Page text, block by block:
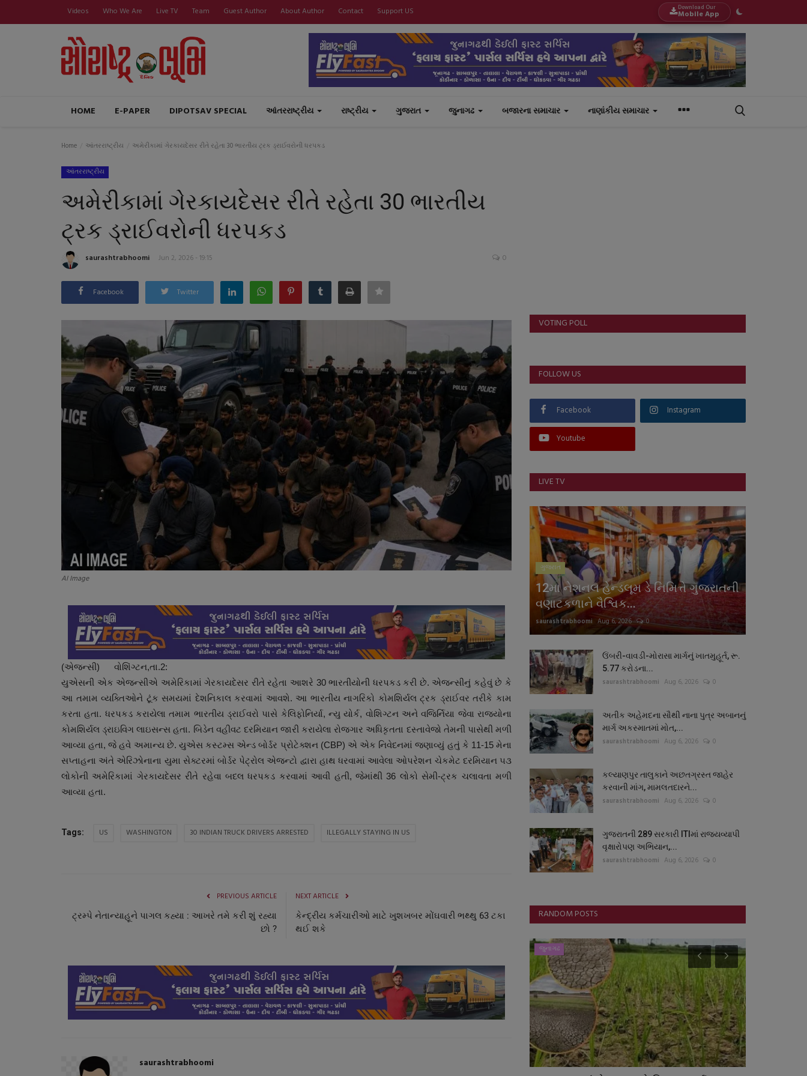
Videos Who We Are Live TV Team Guest Author About Author Contact Support US Download Our
Mobile App
HOME E-PAPER DIPOTSAV SPECIAL આંતરરાષ્ટ્રીય રાષ્ટ્રીય ગુજરાત જુનાગઢ બજારના સમાચાર નાણાંકીય સમાચાર
Home આંતરરાષ્ટ્રીય અમેરીકામાં ગેરકાયદેસર રીતે રહેતા 30 ભારતીય ટ્રક ડ્રાઈવરોની ધરપકડ
આંતરરાષ્ટ્રીય
અમેરીકામાં ગેરકાયદેસર રીતે રહેતા 30 ભારતીય
ટ્રક ડ્રાઈવરોની ધરપકડ
saurashtrabhoomi Jun 2, 2026 - 19:15 0
Facebook Twitter
AI Image
(એજન્સી) વોશિંગ્ટન,તા.2:
યુએસની એક એજન્સીએ અમેરિકામાં ગેરકાયદેસર રીતે રહેતા આશરે 30 ભારતીયોની ધરપકડ કરી છે. એજન્સીનું કહેવું છે કે
આ તમામ વ્યક્તિઓને ટૂંક સમયમાં દેશનિકાલ કરવામાં આવશે. આ ભારતીય નાગરિકો કોમશિર્યલ ટ્રક ડ્રાઈવર તરીકે કામ
કરતા હતા. ધરપકડ કરાયેલા તમામ ભારતીય ડ્રાઈવરો પાસે કેલિફોનિર્યા, ન્યુ યોર્ક, વોશિગ્ટન અને વજિર્નિયા જેવા રાજ્યોના
કોમશિર્યલ ડ્રાઇવિગ લાઇસન્સ હતા. બિડેન વહીવટ દરમિયાન જારી કરાયેલા રોજગાર અધિકૃતતા દસ્તાવેજો તેમની પાસેથી મળી
આવ્યા હતા, જે હવે અમાન્ય છે. યુએસ કસ્ટમ્સ એન્ડ બોર્ડર પ્રોટેક્શન (CBP) એ એક નિવેદનમાં જણાવ્યું હતું કે 11-15 મેના
સપ્તાહના અંતે એરિઝોનાના યુમા સેક્ટરમાં બોર્ડર પેટ્રોલ એજન્ટો દ્વારા હાથ ધરવામાં આવેલા ઓપરેશન ચેકમેટ દરમિયાન ૫૩
લોકોની અમેરિકામાં ગેરકાયદેસર રીતે રહેવા બદલ ધરપકડ કરવામાં આવી હતી, જેમાંથી 36 લોકો સેમી-ટ્રક ચલાવતા મળી
આવ્યા હતા.
Tags: US WASHINGTON 30 INDIAN TRUCK DRIVERS ARRESTED ILLEGALLY STAYING IN US
PREVIOUS ARTICLE
ટ્રમ્પે નેતાન્યાહૂને પાગલ કહ્યા : આખરે તમે કરી શું રહ્યા
છો ?
NEXT ARTICLE
કેન્દ્રીય કર્મચારીઓ માટે ખુશખબર મોંઘવારી ભથ્થુ 63 ટકા
થઈ શકે
saurashtrabhoomi
VOTING POLL
FOLLOW US
Facebook Instagram
Youtube
LIVE TV
ગુજરાત
12મા નેશનલ હેન્ડલૂમ ડે નિમિત્તે ગુજરાતની
વણાટકળાને વૈશ્વિક...
saurashtrabhoomi Aug 6, 2026 0
ઉંબરી-વાવડી-મોરાસા માર્ગનું ખાતમુહૂર્ત, રૂ.
5.77 કરોડના...
saurashtrabhoomi Aug 6, 2026 0
અતીક અહેમદના સૌથી નાના પુત્ર અબાનનું
માર્ગ અકસ્માતમાં મોત,...
saurashtrabhoomi Aug 6, 2026 0
કલ્યાણપુર તાલુકાને અછતગ્રસ્ત જાહેર
કરવાની માંગ, મામલતદારને...
saurashtrabhoomi Aug 6, 2026 0
ગુજરાતની 289 સરકારી ITIમાં રાજ્યવ્યાપી
વૃક્ષારોપણ અભિયાન,...
saurashtrabhoomi Aug 6, 2026 0
RANDOM POSTS
જુનાગઢ